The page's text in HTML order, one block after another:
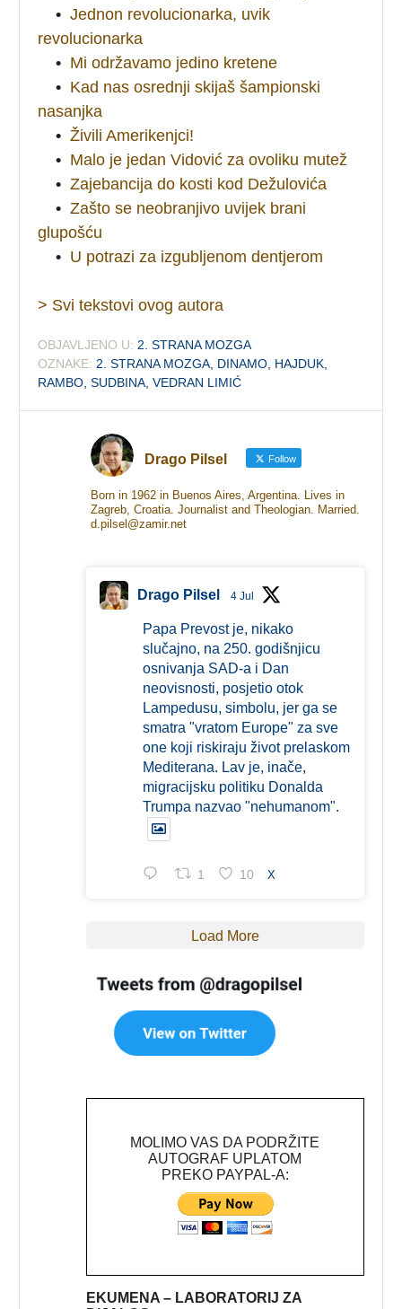
• Jednon revolucionarka, uvik
revolucionarka
• Mi održavamo jedino kretene
• Kad nas osrednji skijaš šampionski
nasanjka
• Živili Amerikenjci!
• Malo je jedan Vidović za ovoliku mutež
• Zajebancija do kosti kod Dežulovića
• Zašto se neobranjivo uvijek brani
glupošću
• U potrazi za izgubljenom dentjerom
> Svi tekstovi ovog autora
OBJAVLJENO U: 2. STRANA MOZGA
OZNAKE: 2. STRANA MOZGA DINAMO HAJDUK
RAMBO ,SUDBINA ,VEDRAN LIMIĆ
Drago Pilsel Follow
Born in 1962 in Buenos Aires, Argentina. Lives in
Zagreb, Croatia. Journalist and Theologian. Married.
d.pilsel@zamir.net
Drago Pilsel 4 Jul
Papa Prevost je, nikako
slučajno, na 250. godišnjicu
osnivanja SAD-a i Dan
neovisnosti, posjetio otok
Lampedusu, simbolu, jer ga se
smatra "vratom Europe" za sve
one koji riskiraju život prelaskom
Mediterana. Lav je, inače,
migracijsku politiku Donalda
Trumpa nazvao "nehumanom".
1 10 X
Load More
MOLIMO VAS DA PODRŽITE
AUTOGRAF UPLATOM
PREKO PAYPAL-A:
EKUMENA – LABORATORIJ ZA